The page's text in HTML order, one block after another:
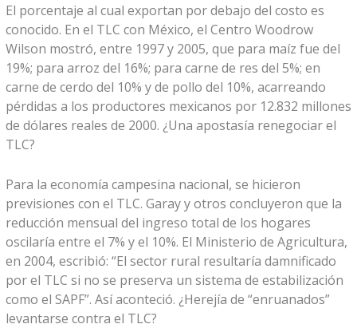
El porcentaje al cual exportan por debajo del costo es
conocido. En el TLC con México, el Centro Woodrow
Wilson mostró, entre 1997 y 2005, que para maíz fue del
19%; para arroz del 16%; para carne de res del 5%; en
carne de cerdo del 10% y de pollo del 10%, acarreando
pérdidas a los productores mexicanos por 12.832 millones
de dólares reales de 2000. ¿Una apostasía renegociar el
TLC?
Para la economía campesina nacional, se hicieron
previsiones con el TLC. Garay y otros concluyeron que la
reducción mensual del ingreso total de los hogares
oscilaría entre el 7% y el 10%. El Ministerio de Agricultura,
en 2004, escribió: “El sector rural resultaría damnificado
por el TLC si no se preserva un sistema de estabilización
como el SAPF”. Así aconteció. ¿Herejía de “enruanados”
levantarse contra el TLC?